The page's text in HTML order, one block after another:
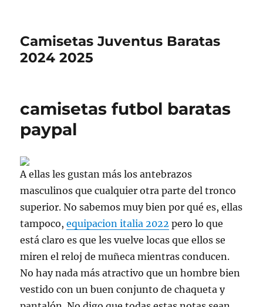
Camisetas Juventus Baratas
2024 2025
camisetas futbol baratas
paypal
A ellas les gustan más los antebrazos
masculinos que cualquier otra parte del tronco
superior. No sabemos muy bien por qué es, ellas
tampoco,equipacion italia 2022 pero lo que
está claro es que les vuelve locas que ellos se
miren el reloj de muñeca mientras conducen.
No hay nada más atractivo que un hombre bien
vestido con un buen conjunto de chaqueta y